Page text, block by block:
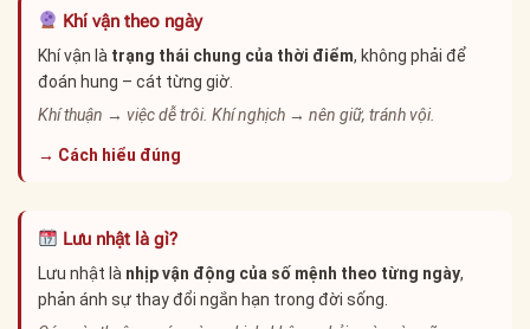
Khí vận theo ngày
Khí vận là trạng thái chung của thời điểm, không phải để
đoán hung – cát từng giờ.
Khí thuận → việc dễ trôi. Khí nghịch → nên giữ, tránh vội.
→ Cách hiểu đúng
Lưu nhật là gì?
Lưu nhật là nhịp vận động của số mệnh theo từng ngày,
phản ánh sự thay đổi ngắn hạn trong đời sống.